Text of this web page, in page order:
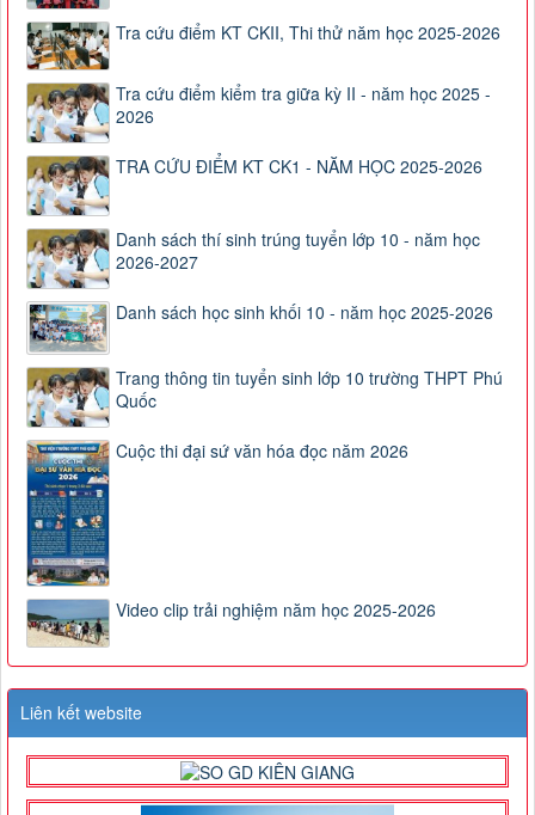
Tra cứu điểm KT CKII, Thi thử năm học 2025-2026
Tra cứu điểm kiểm tra giữa kỳ II - năm học 2025 -
2026
TRA CỨU ĐIỂM KT CK1 - NĂM HỌC 2025-2026
Danh sách thí sinh trúng tuyển lớp 10 - năm học
2026-2027
Danh sách học sinh khối 10 - năm học 2025-2026
Trang thông tin tuyển sinh lớp 10 trường THPT Phú
Quốc
Cuộc thi đại sứ văn hóa đọc năm 2026
Video clip trải nghiệm năm học 2025-2026
Liên kết website